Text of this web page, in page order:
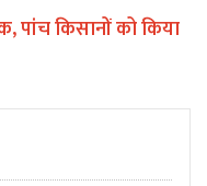
पांच किसानों को किया